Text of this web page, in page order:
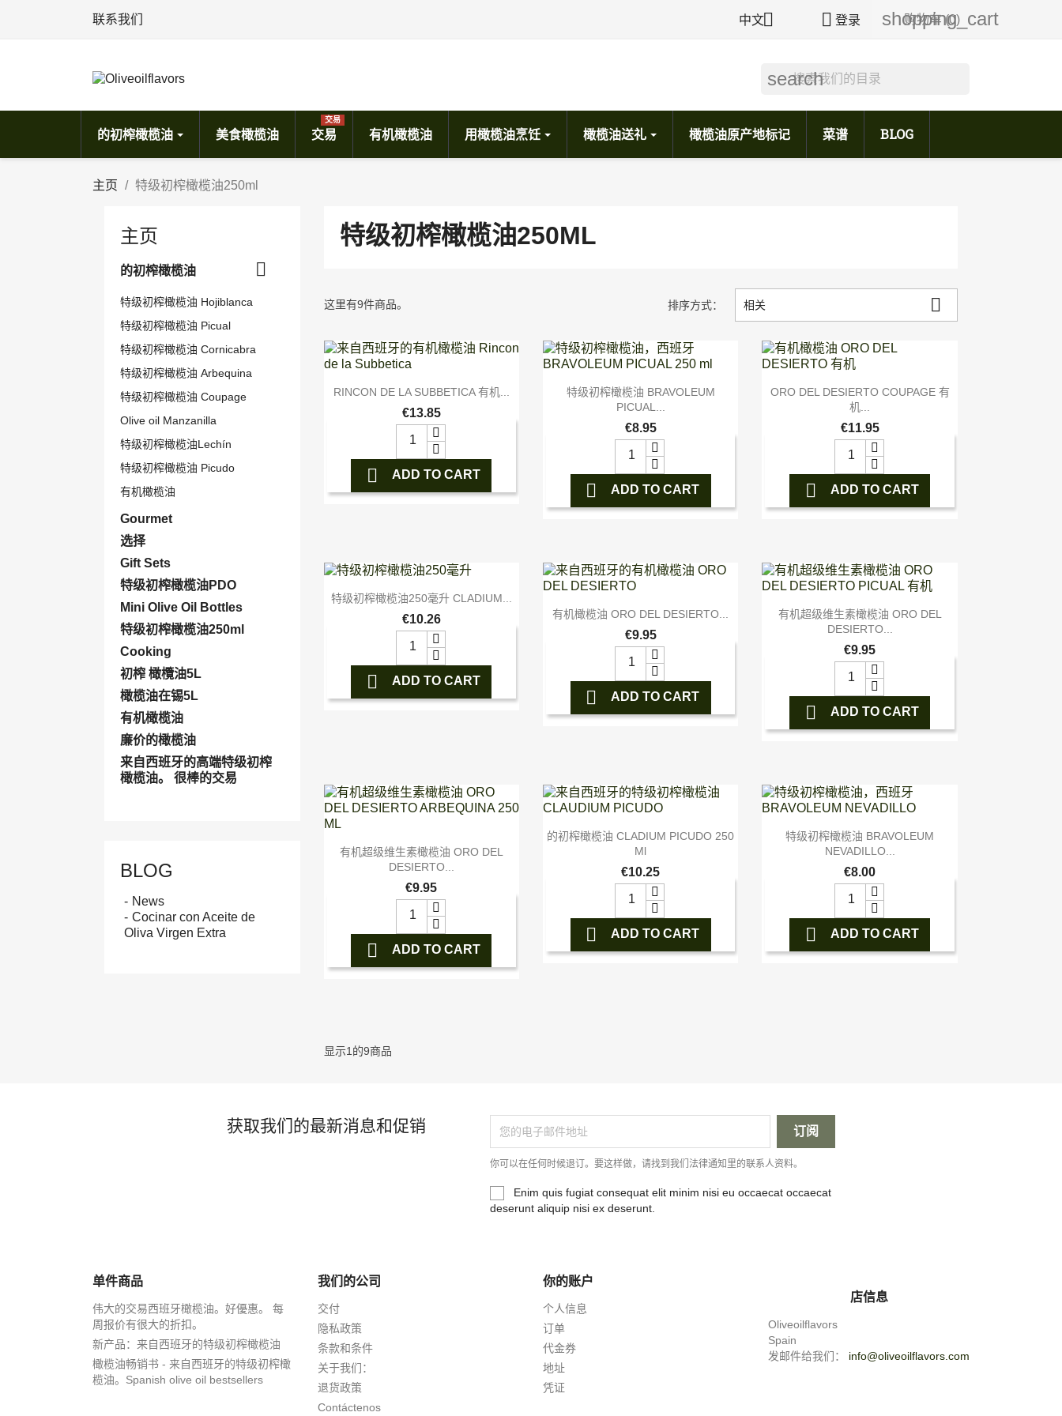
联系我们 中文  登录 shopping_cart
购物车 (0)
search
的初榨橄榄油 美食橄榄油 交易
交易
有机橄榄油 用橄榄油烹饪 橄榄油送礼 橄榄油原产地标记 菜谱 BLOG
主页 特级初榨橄榄油250ml
主页
的初榨橄榄油 
特级初榨橄榄油 Hojiblanca
特级初榨橄榄油 Picual
特级初榨橄榄油 Cornicabra
特级初榨橄榄油 Arbequina
特级初榨橄榄油 Coupage
Olive oil Manzanilla
特级初榨橄榄油Lechín
特级初榨橄榄油 Picudo
有机橄榄油
Gourmet
选择
Gift Sets
特级初榨橄榄油PDO
Mini Olive Oil Bottles
特级初榨橄榄油250ml
Cooking
初榨 橄欖油5L
橄榄油在锡5L
有机橄榄油
廉价的橄榄油
来自西班牙的高端特级初榨
橄榄油。 很棒的交易
BLOG
News
Cocinar con Aceite de
Oliva Virgen Extra
特级初榨橄榄油250ML
这里有9件商品。 排序方式： 相关 
 快速查看
RINCON DE LA SUBBETICA 有机...
€13.85
 ADD TO CART
 快速查看
特级初榨橄榄油 BRAVOLEUM
PICUAL...
€8.95
 ADD TO CART
 快速查看
ORO DEL DESIERTO COUPAGE 有
机...
€11.95
 ADD TO CART
 快速查看
特级初榨橄榄油250毫升 CLADIUM...
€10.26
 ADD TO CART
 快速查看
有机橄榄油 ORO DEL DESIERTO...
€9.95
 ADD TO CART
 快速查看
有机超级维生素橄榄油 ORO DEL
DESIERTO...
€9.95
 ADD TO CART
 快速查看
有机超级维生素橄榄油 ORO DEL
DESIERTO...
€9.95
 ADD TO CART
 快速查看
的初榨橄榄油 CLADIUM PICUDO 250
Ml
€10.25
 ADD TO CART
 快速查看
特级初榨橄榄油 BRAVOLEUM
NEVADILLO...
€8.00
 ADD TO CART
显示1的9商品
获取我们的最新消息和促销
你可以在任何时候退订。要这样做，请找到我们法律通知里的联系人资料。
Enim quis fugiat consequat elit minim nisi eu occaecat occaecat
deserunt aliquip nisi ex deserunt.
单件商品
伟大的交易西班牙橄榄油。好優惠。 每
周报价有很大的折扣。
新产品：来自西班牙的特级初榨橄榄油
橄榄油畅销书 - 来自西班牙的特级初榨橄
榄油。Spanish olive oil bestsellers
我们的公司
交付
隐私政策
条款和条件
关于我们：
退货政策
Contáctenos
你的账户
个人信息
订单
代金券
地址
凭证
店信息
Oliveoilflavors
Spain
发邮件给我们： info@oliveoilflavors.com